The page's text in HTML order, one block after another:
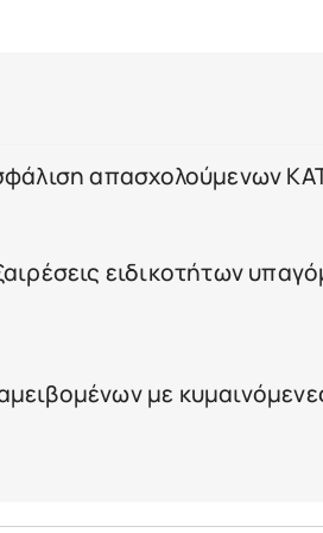
απασχολούμενων
ειδικοτήτων
με